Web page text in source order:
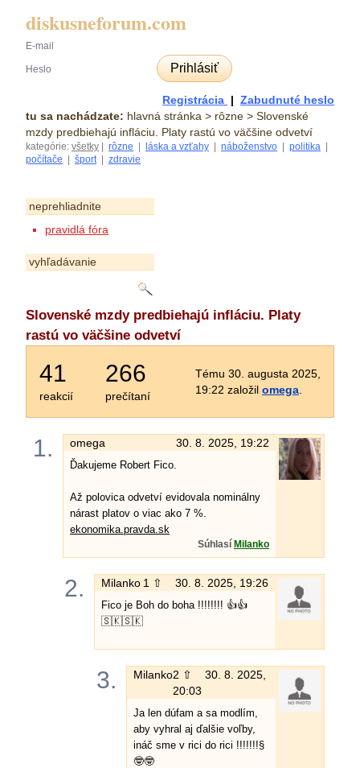
diskusneforum.com
Prihlásiť
Registrácia | Zabudnuté heslo
tu sa nachádzate: hlavná stránka > rôzne > Slovenské
mzdy predbiehajú infláciu. Platy rastú vo väčšine odvetví
kategórie: všetky rôzne láska a vzťahy náboženstvo politika
počítače
šport| zdravie
neprehliadnite
pravidlá fóra
vyhľadávanie
Slovenské mzdy predbiehajú infláciu. Platy
rastú vo väčšine odvetví
41
reakcií
266
prečítaní
Tému 30. augusta 2025,
19:22 založil omega
1. omega 30. 8. 2025, 19:22
Ďakujeme Robert Fico.
Až polovica odvetví evidovala nominálny
nárast platov o viac ako 7 %.
ekonomika.pravda.sk
Súhlasí Milanko
2. Milanko 1 ⇧ 30. 8. 2025, 19:26
Fico je Boh do boha !!!!!!!! 👍👍
🇸🇰🇸🇰
3. Milanko2 ⇧
30. 8. 2025,
20:03
Ja len dúfam a sa modlím,
aby vyhral aj ďalšie voľby,
ináč sme v rici do rici !!!!!!!§
🤓🤓